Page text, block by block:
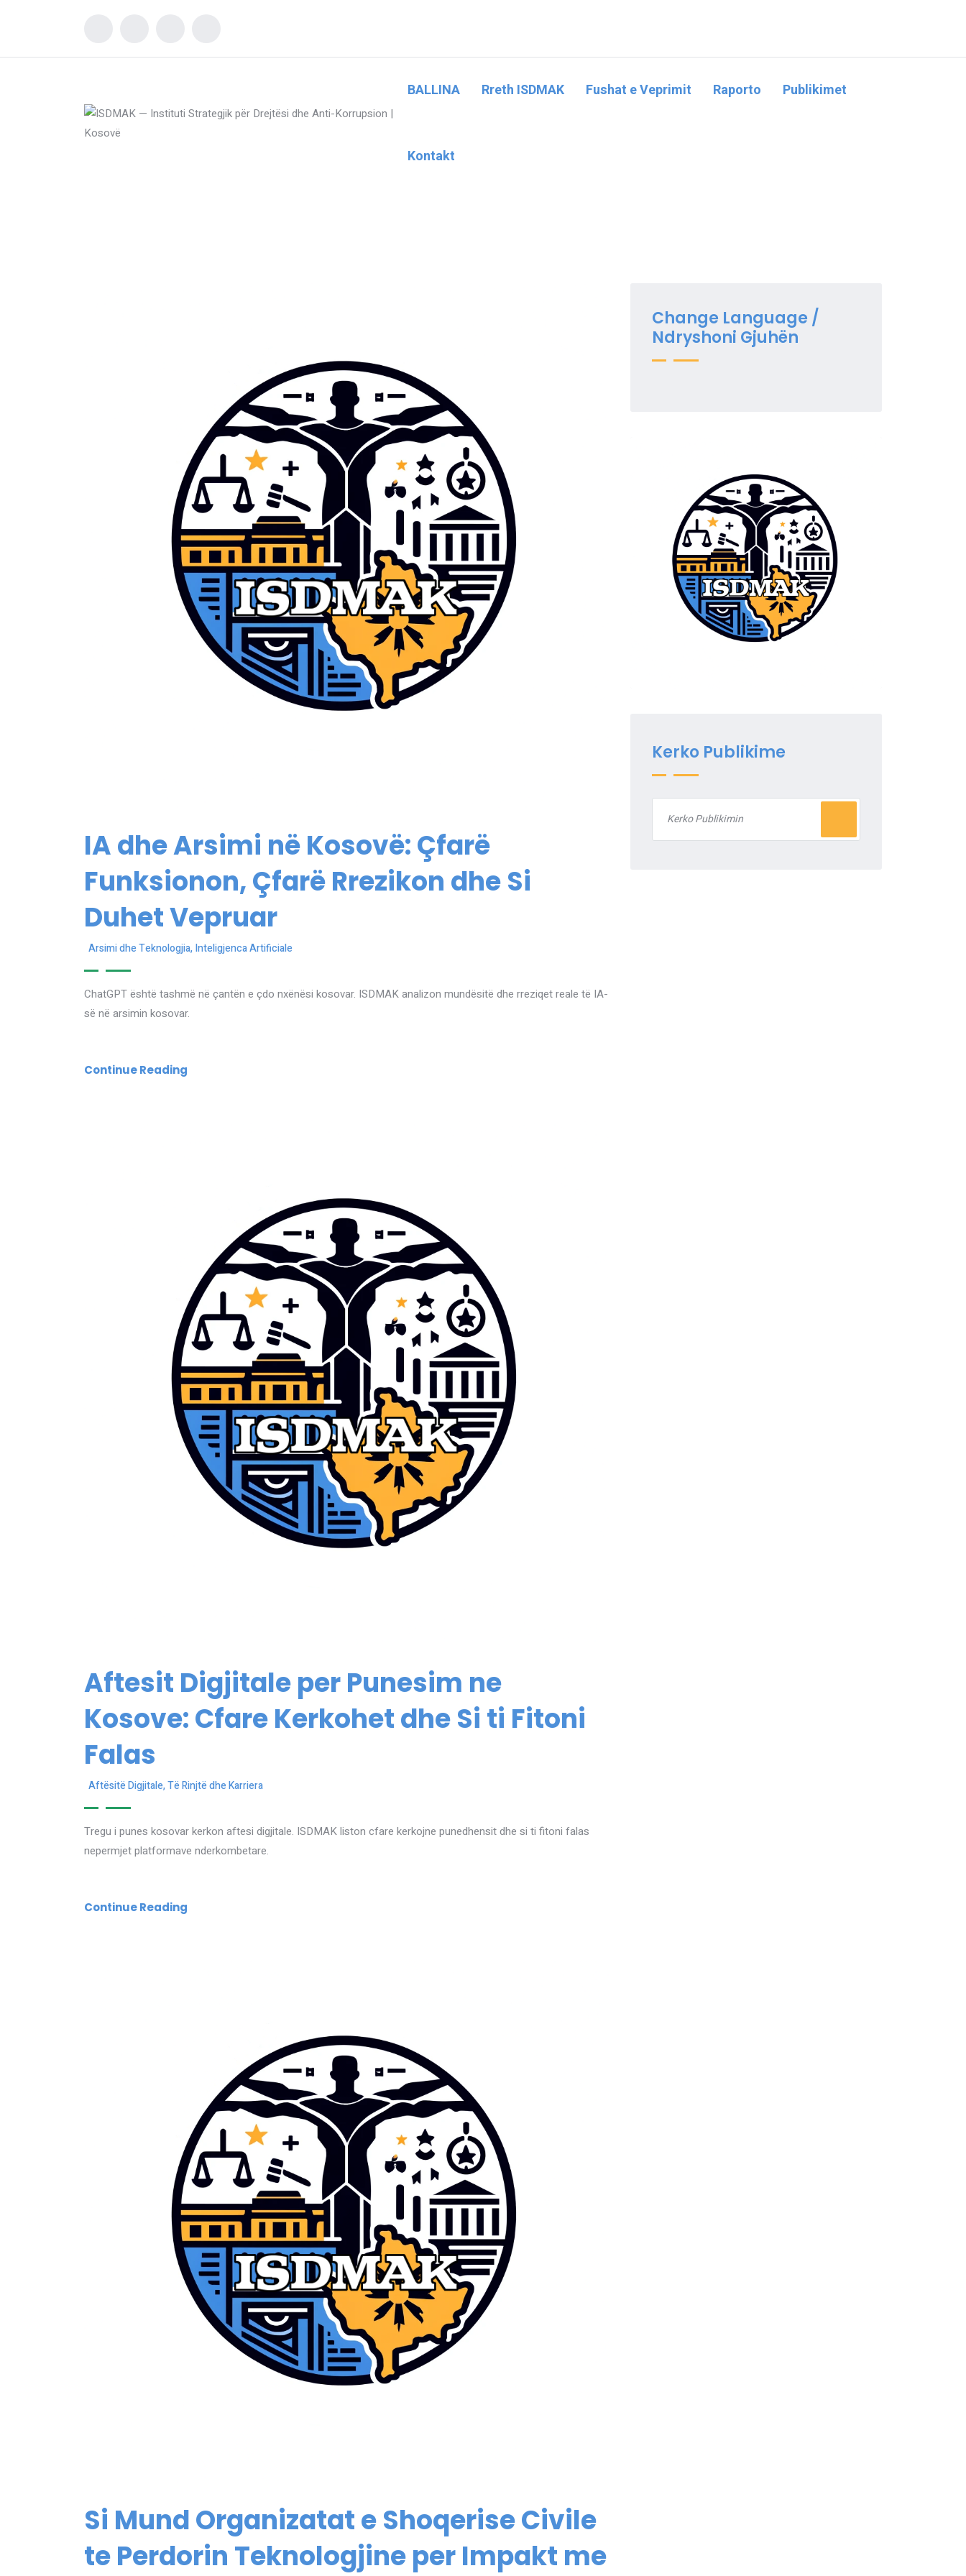
BALLINA Rreth ISDMAK Fushat e Veprimit Raporto Publikimet
Kontakt
IA dhe Arsimi në Kosovë: Çfarë
Funksionon, Çfarë Rrezikon dhe Si
Duhet Vepruar
Arsimi dhe Teknologjia,Inteligjenca Artificiale
ChatGPT është tashmë në çantën e çdo nxënësi kosovar. ISDMAK analizon mundësitë dhe rreziqet reale të IA-
së në arsimin kosovar.
Continue Reading
Aftesit Digjitale per Punesim ne
Kosove: Cfare Kerkohet dhe Si ti Fitoni
Falas
Aftësitë Digjitale,Të Rinjtë dhe Karriera
Tregu i punes kosovar kerkon aftesi digjitale. ISDMAK liston cfare kerkojne punedhensit dhe si ti fitoni falas
nepermjet platformave nderkombetare.
Continue Reading
Si Mund Organizatat e Shoqerise Civile
te Perdorin Teknologjine per Impakt me
Change Language /
Ndryshoni Gjuhën
Kerko Publikime